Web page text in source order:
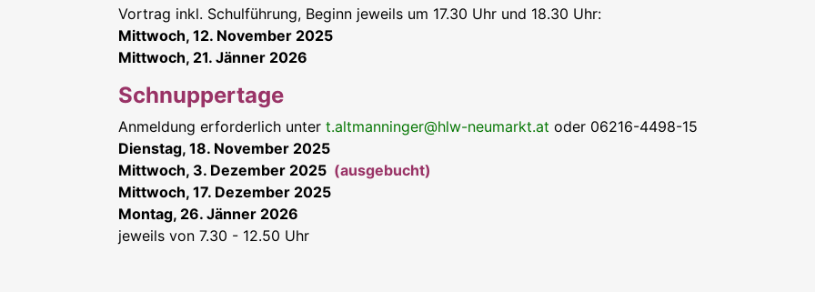
Vortrag inkl. Schulführung, Beginn jeweils um 17.30 Uhr und 18.30 Uhr:
Mittwoch, 12. November 2025
Mittwoch, 21. Jänner 2026
Schnuppertage
Anmeldung erforderlich unter t.altmanninger@hlw-neumarkt.at oder 06216-4498-15
Dienstag, 18. November 2025
Mittwoch, 3. Dezember 2025 (ausgebucht)
Mittwoch, 17. Dezember 2025
Montag, 26. Jänner 2026
jeweils von 7.30 - 12.50 Uhr